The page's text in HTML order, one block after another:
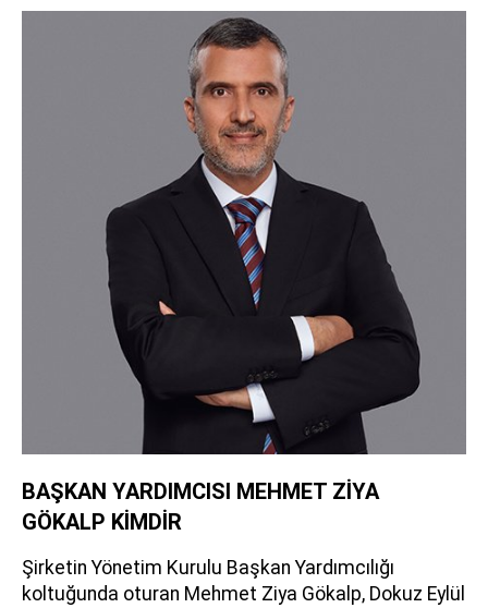
BAŞKAN YARDIMCISI MEHMET ZİYA
GÖKALP KİMDİR
Şirketin Yönetim Kurulu Başkan Yardımcılığı
koltuğunda oturan Mehmet Ziya Gökalp, Dokuz Eylül